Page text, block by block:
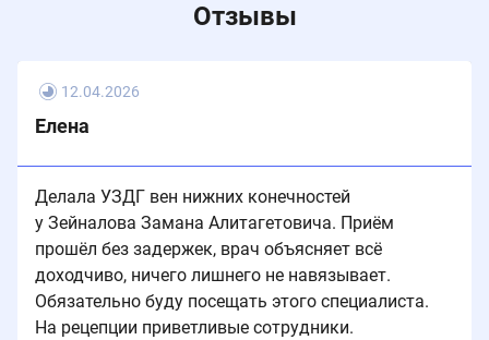
Отзывы
12.04.2026
Елена
Делала УЗДГ вен нижних конечностей
у Зейналова Замана Алитагетовича. Приём
прошёл без задержек, врач объясняет всё
доходчиво, ничего лишнего не навязывает.
Обязательно буду посещать этого специалиста.
На рецепции приветливые сотрудники.